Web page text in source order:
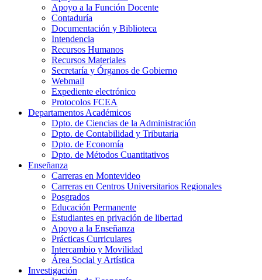
Apoyo a la Función Docente
Contaduría
Documentación y Biblioteca
Intendencia
Recursos Humanos
Recursos Materiales
Secretaría y Órganos de Gobierno
Webmail
Expediente electrónico
Protocolos FCEA
Departamentos Académicos
Dpto. de Ciencias de la Administración
Dpto. de Contabilidad y Tributaria
Dpto. de Economía
Dpto. de Métodos Cuantitativos
Enseñanza
Carreras en Montevideo
Carreras en Centros Universitarios Regionales
Posgrados
Educación Permanente
Estudiantes en privación de libertad
Apoyo a la Enseñanza
Prácticas Curriculares
Intercambio y Movilidad
Área Social y Artística
Investigación